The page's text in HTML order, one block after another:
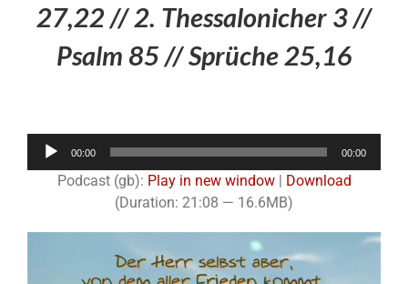
27,22 // 2. Thessalonicher 3 //
Psalm 85 // Sprüche 25,16
Audio-
00:00 00:00
Podcast (gb): Play in new window|
Download
(Duration: 21:08 — 16.6MB)